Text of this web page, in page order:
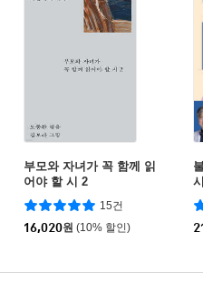
부모와 자녀가 꼭 함께 읽
어야 할 시 2
15건
16,020원 (10% 할인)